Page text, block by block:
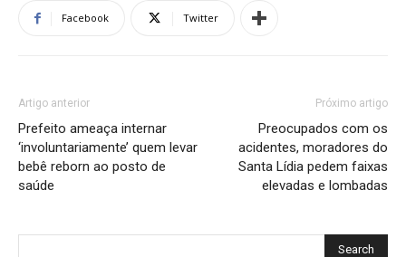
Facebook Twitter
Artigo anterior
Prefeito ameaça internar
‘involuntariamente’ quem levar
bebê reborn ao posto de
saúde
Próximo artigo
Preocupados com os
acidentes, moradores do
Santa Lídia pedem faixas
elevadas e lombadas